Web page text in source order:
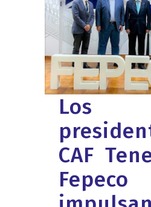
Los
CAF
Fepeco